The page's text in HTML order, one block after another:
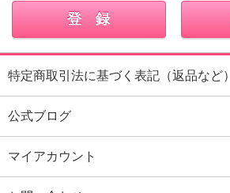
特定商取引法に基づく表記（返品など）
公式ブログ
マイアカウント